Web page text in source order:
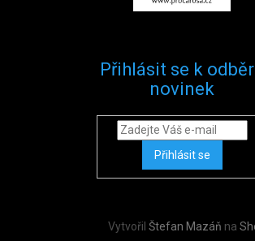
Přihlásit se k
novinek
Přihlásit se
Vytvořil Štefan Mazáň na